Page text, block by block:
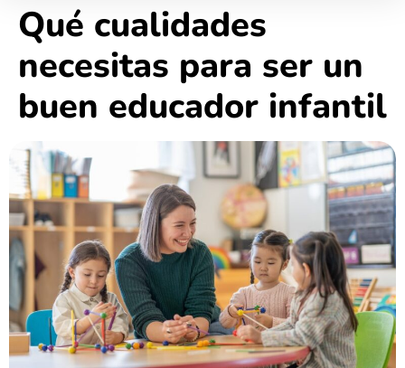
Qué cualidades
necesitas para ser un
buen educador infantil